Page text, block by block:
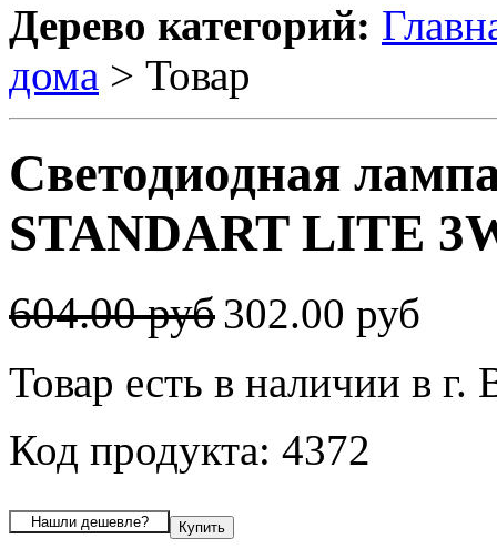
Дерево категорий:
дома > Товар
Светодиодная
STANDART LITE
604.00 руб302.00 руб
Товар есть в наличии в г.
Код продукта: 4372